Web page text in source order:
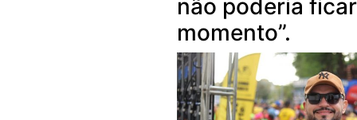
não poderia
momento”.